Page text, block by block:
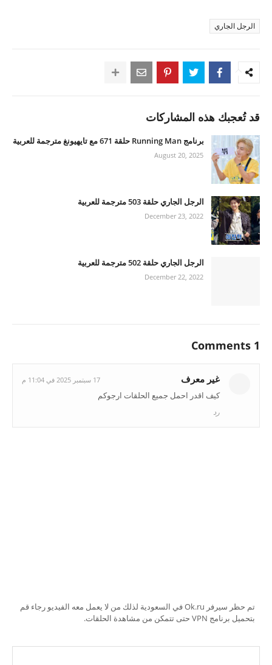
الرجل الجاري
قد تُعجبك هذه المشاركات
برنامج Running Man حلقة 671 مع تايهيونغ مترجمة للعربية
August 20, 2025
الرجل الجاري حلقة 503 مترجمة للعربية
December 23, 2022
الرجل الجاري حلقة 502 مترجمة للعربية
December 22, 2022
1 Comments
غير معرف 17 سبتمبر 2025 في 11:04 م
كيف اقدر احمل جميع الحلقات ارجوكم
رد
تم حظر سيرفر Ok.ru في السعودية لذلك من لا يعمل معه الفيديو رجاء قم
بتحميل برنامج VPN حتى تتمكن من مشاهدة الحلقات.